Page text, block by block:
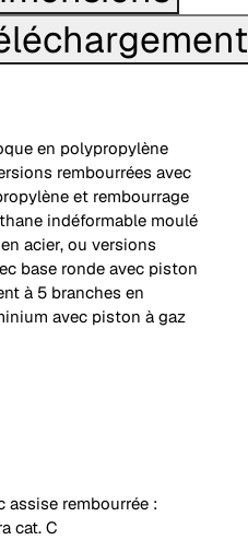
en polypropylène
rembourrées avec
et rembourrage
indéformable moulé
acier, ou versions
base ronde avec piston
à 5 branches en
avec piston à gaz
assise rembourrée :
cat. C